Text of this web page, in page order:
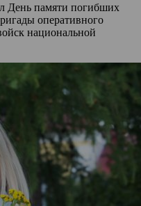
День памяти погибших
оперативного
национальной